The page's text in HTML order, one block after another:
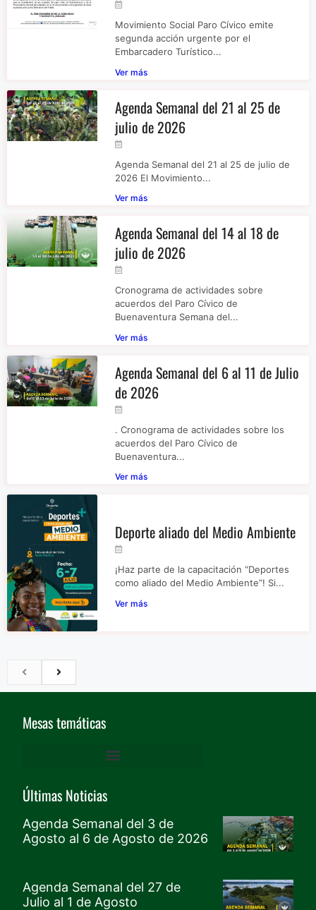
Movimiento Social Paro Cívico emite
segunda acción urgente por el
Embarcadero Turístico...
Ver más
Agenda Semanal del 21 al 25 de
julio de 2026
Agenda Semanal del 21 al 25 de julio de
2026 El Movimiento...
Ver más
Agenda Semanal del 14 al 18 de
julio de 2026
Cronograma de actividades sobre
acuerdos del Paro Cívico de
Buenaventura Semana del...
Ver más
Agenda Semanal del 6 al 11 de Julio
de 2026
. Cronograma de actividades sobre los
acuerdos del Paro Cívico de
Buenaventura...
Ver más
Deporte aliado del Medio Ambiente
¡Haz parte de la capacitación “Deportes
como aliado del Medio Ambiente”! Si...
Ver más
Mesas temáticas
Últimas Noticias
Agenda Semanal del 3 de
Agosto al 6 de Agosto de 2026
Agenda Semanal del 27 de
Julio al 1 de Agosto